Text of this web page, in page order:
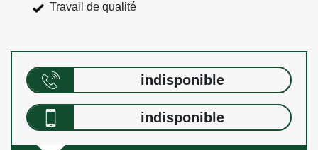
Travail de qualité
indisponible
indisponible